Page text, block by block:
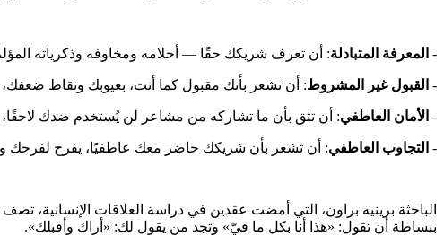
- المعرفة المتبادلة: أن تعرف شريكك حقًا — أحلامه ومخاوفه وذكرياته
- القبول غير المشروط: أن تشعر بأنك مقبول كما أنت، بعيوبك ونقاط
- الأمان العاطفي: أن تثق بأن ما تشاركه من مشاعر لن يُستخدم ضدك
- التجاوب العاطفي: أن تشعر بأن شريكك حاضر معك عاطفيًا، يفرح لفرحك
الباحثة برينيه براون، التي أمضت عقدين في دراسة العلاقات الإنسانية،
ببساطة أن تقول: «هذا أنا بكل ما فيّ» وتجد من يقول لك: «أراك وأقبلك».